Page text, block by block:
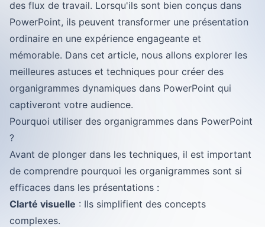
des flux de travail. Lorsqu'ils sont bien conçus dans
PowerPoint, ils peuvent transformer une présentation
ordinaire en une expérience engageante et
mémorable. Dans cet article, nous allons explorer les
meilleures astuces et techniques pour créer des
organigrammes dynamiques dans PowerPoint qui
captiveront votre audience.
Pourquoi utiliser des organigrammes dans PowerPoint
?
Avant de plonger dans les techniques, il est important
de comprendre pourquoi les organigrammes sont si
efficaces dans les présentations :
Clarté visuelle : Ils simplifient des concepts
complexes.